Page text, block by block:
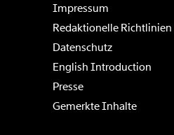
Impressum
Redaktionelle Richtlinien
Datenschutz
English Introduction
Presse
Gemerkte Inhalte